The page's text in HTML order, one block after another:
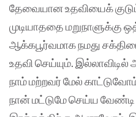
தேவையான உதவியைக்
முடியாததை மறுநாளுக்கு
ஆக்கபூர்வமாக நமது
உதவி செய்யும்.
நாம் மற்றவர் மேல்
நான் மட்டுமே செய்ய வேண்டி